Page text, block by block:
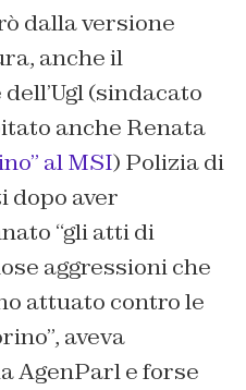
dalla versione
anche il
(sindacato
anche Renata
al MSI) Polizia di
dopo aver
“gli atti di
aggressioni che
attuato contro le
aveva
AgenParl e forse